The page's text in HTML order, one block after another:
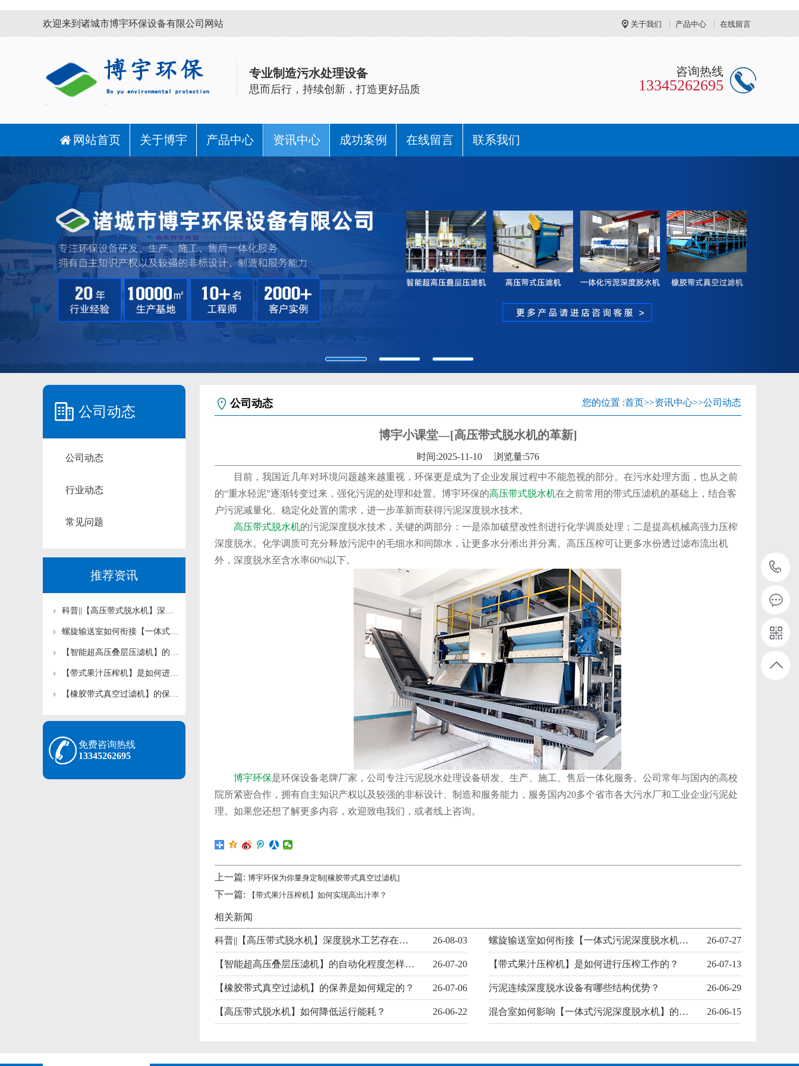
欢迎来到诸城市博宇环保设备有限公司网站 关于我们 产品中心 在线留言
专业制造污水处理设备
思而后行，持续创新，打造更好品质
咨询热线
13345262695
网站首页 关于博宇 产品中心
压榨生产线
资讯中心
公司动态
行业动态
常见问题
成功案例 在线留言
联系我们
公司动态
公司动态
行业动态
常见问题
推荐资讯
科普||【高压带式脱水机】深度脱水工艺存在哪些认知误区？
螺旋输送室如何衔接【一体式污泥深度脱水机】前后工艺？
【智能超高压叠层压滤机】的自动化程度怎样影响运维成本？
【带式果汁压榨机】是如何进行压榨工作的？
【橡胶带式真空过滤机】的保养是如何规定的？
免费咨询热线
13345262695
公司动态 您的位置 :首页>>资讯中心>>公司动态
博宇小课堂—[高压带式脱水机的革新]
时间:2025-11-10
浏览量:576
目前，我国近几年对环境问题越来越重视，环保更是成为了企业发展过程中不能忽视的部分。在污水处理方面，也从之前
的“重水轻泥”逐渐转变过来，强化污泥的处理和处置。博宇环保的高压带式脱水机在之前常用的带式压滤机的基础上，结合客
户污泥减量化、稳定化处置的需求，进一步革新而获得污泥深度脱水技术。
高压带式脱水机的污泥深度脱水技术，关键的两部分：一是添加破壁改性剂进行化学调质处理；二是提高机械高强力压榨
深度脱水。化学调质可充分释放污泥中的毛细水和间隙水，让更多水分淅出并分离。高压压榨可让更多水份透过滤布流出机
外，深度脱水至含水率60%以下。
博宇环保是环保设备老牌厂家，公司专注污泥脱水处理设备研发、生产、施工、售后一体化服务。公司常年与国内的高校
院所紧密合作，拥有自主知识产权以及较强的非标设计、制造和服务能力，服务国内20多个省市各大污水厂和工业企业污泥处
理。如果您还想了解更多内容，欢迎致电我们，或者线上咨询。
上一篇: 博宇环保为你量身定制[橡胶带式真空过滤机]
下一篇: 【带式果汁压榨机】如何实现高出汁率？
相关新闻
科普||【高压带式脱水机】深度脱水工艺存在哪些认知误区？ 26-08-03 螺旋输送室如何衔接【一体式污泥深度脱水机】前后工艺？ 26-07-27
【智能超高压叠层压滤机】的自动化程度怎样影响运维成本？ 26-07-20 【带式果汁压榨机】是如何进行压榨工作的？ 26-07-13
【橡胶带式真空过滤机】的保养是如何规定的？ 26-07-06 污泥连续深度脱水设备有哪些结构优势？ 26-06-29
【高压带式脱水机】如何降低运行能耗？ 26-06-22 混合室如何影响【一体式污泥深度脱水机】的整体效率？ 26-06-15